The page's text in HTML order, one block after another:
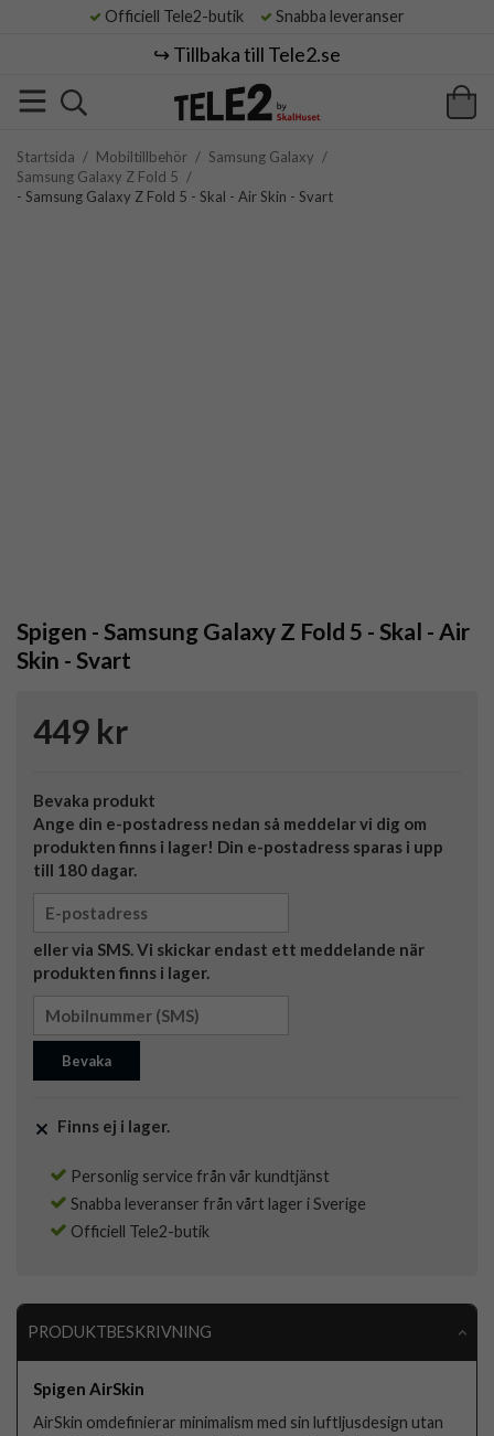
Officiell Tele2-butik Snabba leveranser
↪️ Tillbaka till Tele2.se
Startsida / Mobiltillbehör / Samsung Galaxy /
Samsung Galaxy Z Fold 5 /
- Samsung Galaxy Z Fold 5 - Skal - Air Skin - Svart
Spigen - Samsung Galaxy Z Fold 5 - Skal - Air
Skin - Svart
449 kr
Bevaka produkt
Ange din e-postadress nedan så meddelar vi dig om
produkten finns i lager! Din e-postadress sparas i upp
till 180 dagar.
eller via SMS. Vi skickar endast ett meddelande när
produkten finns i lager.
Bevaka
Finns ej i lager.
Personlig service från vår kundtjänst
Snabba leveranser från vårt lager i Sverige
Officiell Tele2-butik
PRODUKTBESKRIVNING
Spigen AirSkin
AirSkin omdefinierar minimalism med sin luftljusdesign utan